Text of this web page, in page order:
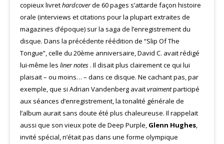
copieux livrethardcoverde 60 pages s’attarde façon histoire
orale (interviews et citations pour la plupart extraites de
magazines d’époque) sur la saga de l’enregistrement du
disque. Dans la précédente réédition de “Slip Of The
Tongue”, celle du 20ème anniversaire, David C. avait rédigé
lui-même les liner notes . Il disait plus clairement ce qui lui
plaisait – ou moins… – dans ce disque. Ne cachant pas, par
exemple, que si Adrian Vandenberg avaitvraimentparticipé
aux séances d’enregistrement, la tonalité générale de
l’album aurait sans doute été plus chaleureuse. Il rappelait
aussi que son vieux pote de Deep Purple, Glenn Hughes,
invité spécial, n’était pas dans une forme olympique